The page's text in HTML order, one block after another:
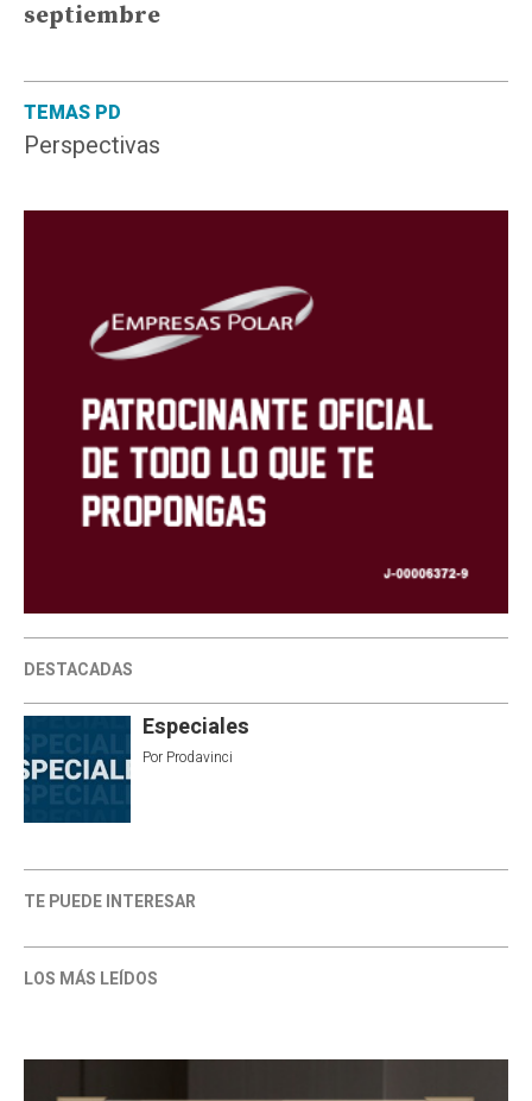
TEMAS PD
Perspectivas
DESTACADAS
Especiales
Por Prodavinci
TE PUEDE INTERESAR
LOS MÁS LEÍDOS
septiembre